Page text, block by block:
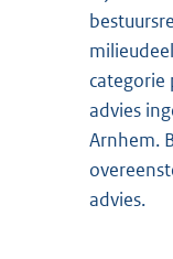
categorie
advies
Arnhem.
advies.